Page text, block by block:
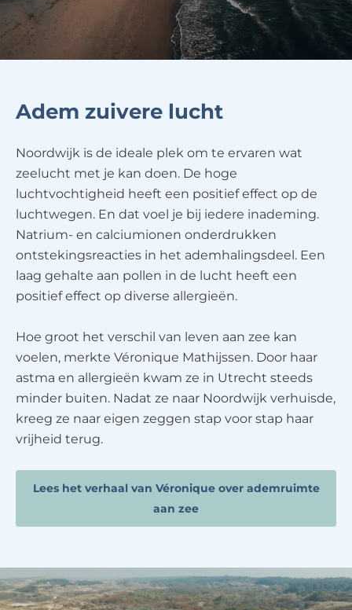
Adem zuivere lucht
Noordwijk is de ideale plek om te ervaren wat
zeelucht met je kan doen. De hoge
luchtvochtigheid heeft een positief effect op de
luchtwegen. En dat voel je bij iedere inademing.
Natrium- en calciumionen onderdrukken
ontstekingsreacties in het ademhalingsdeel. Een
laag gehalte aan pollen in de lucht heeft een
positief effect op diverse allergieën.
Hoe groot het verschil van leven aan zee kan
voelen, merkte Véronique Mathijssen. Door haar
astma en allergieën kwam ze in Utrecht steeds
minder buiten. Nadat ze naar Noordwijk verhuisde,
kreeg ze naar eigen zeggen stap voor stap haar
vrijheid terug.
Lees het verhaal van Véronique over ademruimte
aan zee